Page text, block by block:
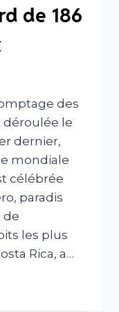
de 186
des
déroulée le
dernier,
mondiale
célébrée
paradis
de
les plus
Rica, a…